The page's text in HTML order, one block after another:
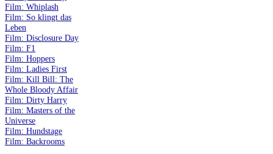
Film: Whiplash
Film: So klingt das
Leben
Film: Disclosure Day
Film: F1
Film: Hoppers
Film: Ladies First
Film: Kill Bill: The
Whole Bloody Affair
Film: Dirty Harry
Film: Masters of the
Universe
Film: Hundstage
Film: Backrooms